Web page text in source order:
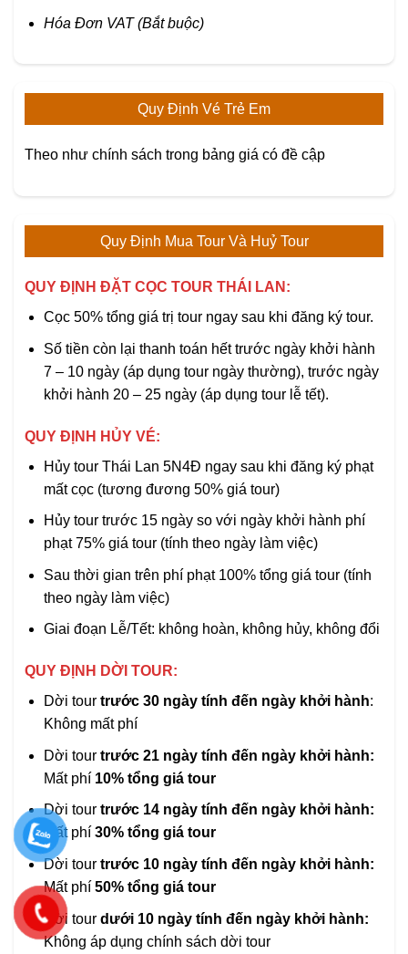
Hóa Đơn VAT (Bắt buộc)
Quy Định Vé Trẻ Em
Theo như chính sách trong bảng giá có đề cập
Quy Định Mua Tour Và Huỷ Tour
QUY ĐỊNH ĐẶT CỌC TOUR THÁI LAN:
Cọc 50% tổng giá trị tour ngay sau khi đăng ký tour.
Số tiền còn lại thanh toán hết trước ngày khởi hành
7 – 10 ngày (áp dụng tour ngày thường), trước ngày
khởi hành 20 – 25 ngày (áp dụng tour lễ tết).
QUY ĐỊNH HỦY VÉ:
Hủy tour Thái Lan 5N4Đ ngay sau khi đăng ký phạt
mất cọc (tương đương 50% giá tour)
Hủy tour trước 15 ngày so với ngày khởi hành phí
phạt 75% giá tour (tính theo ngày làm việc)
Sau thời gian trên phí phạt 100% tổng giá tour (tính
theo ngày làm việc)
Giai đoạn Lễ/Tết: không hoàn, không hủy, không đổi
QUY ĐỊNH DỜI TOUR:
Dời tour trước 30 ngày tính đến ngày khởi hành:
Không mất phí
Dời tour trước 21 ngày tính đến ngày khởi hành:
Mất phí 10% tổng giá tour
Dời tour trước 14 ngày tính đến ngày khởi hành:
Mất phí 30% tổng giá tour
Dời tour trước 10 ngày tính đến ngày khởi hành:
Mất phí 50% tổng giá tour
Dời tour dưới 10 ngày tính đến ngày khởi hành:
Không áp dụng chính sách dời tour